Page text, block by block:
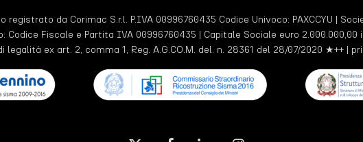
registrato da Corimac S.r.l. P.IVA 00996760435 Codice Univoco: PAXCCYU |
Codice Fiscale e Partita IVA 00996760435 | Capitale Sociale euro 2.000.000,00
legalità ex art. 2, comma 1, Reg. A.G.CO.M. del. n. 28361 del 28/07/2020 ★++ |